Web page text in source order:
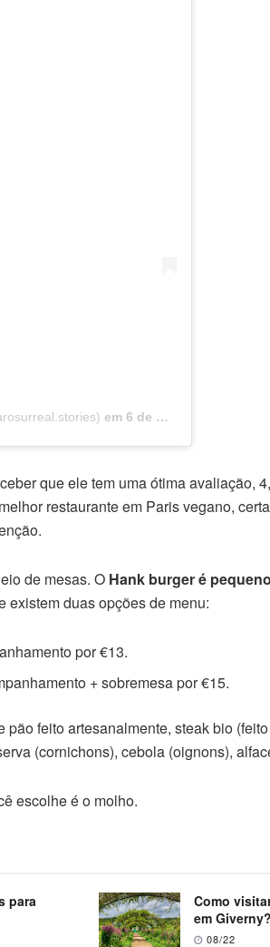
em 6 de Out, 2018 às 10:01 PDT
que ele tem uma ótima avaliação,
restaurante em Paris vegano,
de mesas. O Hank burger é
existem duas opções de menu:
por €13.
+ sobremesa por €15.
feito artesanalmente, steak bio
(cornichons), cebola (oignons),
escolhe é o molho.
para
Como
em Giverny?
08/22